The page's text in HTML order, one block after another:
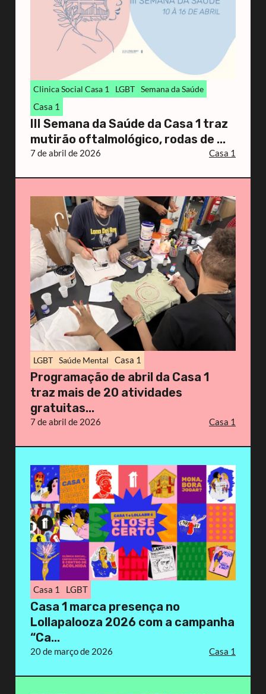
Clinica Social Casa 1 LGBT Semana da Saúde
Casa 1
III Semana da Saúde da Casa 1 traz
mutirão oftalmológico, rodas de ...
7 de abril de 2026 Casa 1
LGBT Saúde Mental Casa 1
Programação de abril da Casa 1
traz mais de 20 atividades
gratuitas...
7 de abril de 2026 Casa 1
Casa 1 LGBT
Casa 1 marca presença no
Lollapalooza 2026 com a campanha
“Ca...
20 de março de 2026 Casa 1